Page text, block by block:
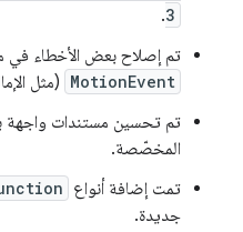
3
.
تم إصلاح بعض الأخطاء في
MotionEvent (مثل
تم تحسين مستندات واجهة
المخصّصة.
تمت إضافة أنواع
جديدة.